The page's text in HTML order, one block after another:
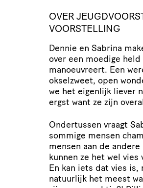
OVER
VOORSTELLING
Dennie en Sabrina
over een moedige
manoeuvreert. Een
okselzweet, open
we het eigenlijk liever
ergst want ze zijn
Ondertussen vraagt
sommige mensen
mensen aan de
kunnen ze het wel
En kan iets dat vies
natuurlijk het meest